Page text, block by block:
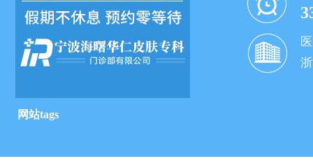
网站tags